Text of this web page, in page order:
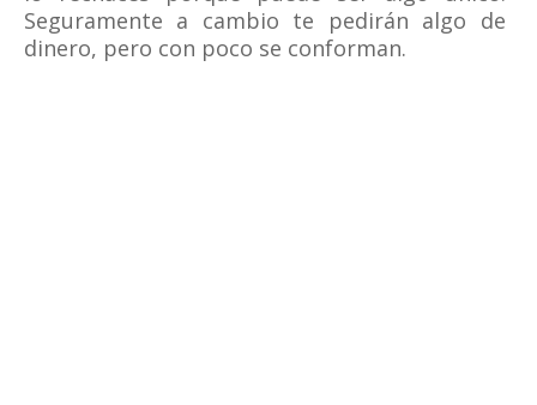
Seguramente a cambio te pedirán algo de
dinero, pero con poco se conforman.